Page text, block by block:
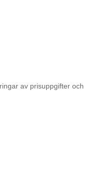
av prisuppgifter och